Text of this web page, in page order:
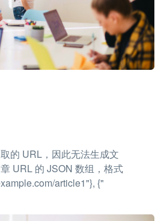
的 URL，因此无法生成文
URL 的 JSON 数组，格式
article1"}, {"